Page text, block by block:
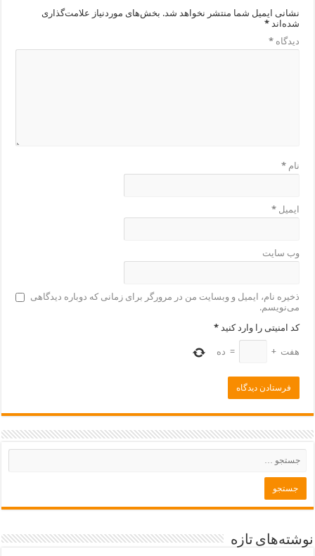
نشانی ایمیل شما منتشر نخواهد شد. بخش‌های موردنیاز علامت‌گذاری
شده‌اند*
دیدگاه*
نام*
ایمیل*
وب‌ سایت
ذخیره نام، ایمیل و وبسایت من در مرورگر برای زمانی که دوباره دیدگاهی
می‌نویسم.
کد امنیتی را وارد کنید *
هفت +
= ده
نوشته‌های تازه